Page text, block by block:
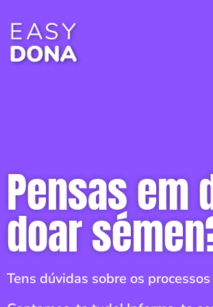
Pensas em
doar
Tens dúvidas sobre os